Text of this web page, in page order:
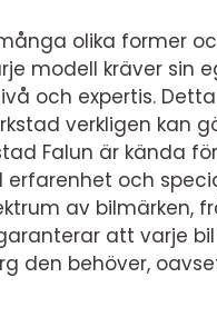
olika former
modell kräver sin
och expertis.
verkligen kan
Falun är kända
erfarenhet och
av bilmärken,
att varje
den behöver,